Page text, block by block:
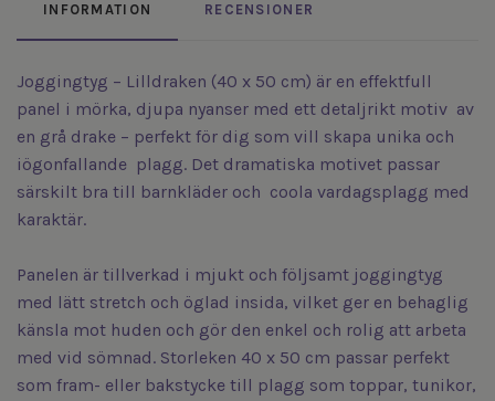
INFORMATION RECENSIONER
Joggingtyg – Lilldraken (40 x 50 cm) är en effektfull
panel i mörka, djupa nyanser med ett detaljrikt motiv av
en grå drake – perfekt för dig som vill skapa unika och
iögonfallande plagg. Det dramatiska motivet passar
särskilt bra till barnkläder och coola vardagsplagg med
karaktär.
Panelen är tillverkad i mjukt och följsamt joggingtyg
med lätt stretch och öglad insida, vilket ger en behaglig
känsla mot huden och gör den enkel och rolig att arbeta
med vid sömnad. Storleken 40 x 50 cm passar perfekt
som fram- eller bakstycke till plagg som toppar, tunikor,